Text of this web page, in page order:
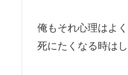
俺もそれ心理はよく
死にたくなる時は